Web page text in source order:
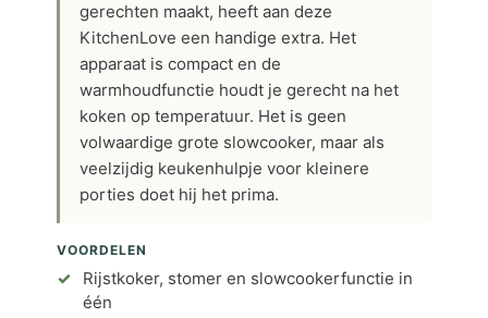
gerechten maakt, heeft aan deze
KitchenLove een handige extra. Het
apparaat is compact en de
warmhoudfunctie houdt je gerecht na het
koken op temperatuur. Het is geen
volwaardige grote slowcooker, maar als
veelzijdig keukenhulpje voor kleinere
porties doet hij het prima.
VOORDELEN
Rijstkoker, stomer en slowcookerfunctie in
één